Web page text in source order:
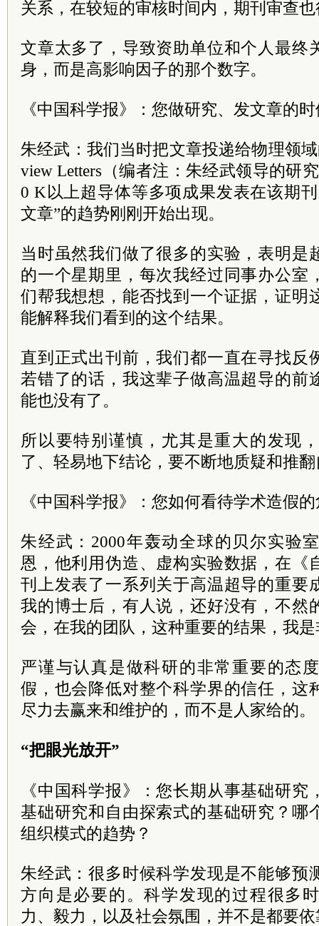
关系，在较短的审核时间内，期刊审查
文章太多了，导致资助单位和个人最终
身，而是高影响因子的那个数字。
《中国科学报》：您做研究、发文章的
朱经武：我们当时把文章投递给物理领
view Letters（编者注：朱经武领导的研
0 K以上超导体等多项成果发表在该期
文章”的趋势刚刚开始出现。
当时虽然我们做了很多的实验，表明是
的一个星期里，每次我经过同事办公室
们帮我想想，能否找到一个证据，证明
能解释我们看到的这个结果。
直到正式出刊前，我们都一直在寻找反
若错了的话，我这辈子做高温超导的前
能也没有了。
所以要特别谨慎，尤其是重大的发现
了、轻易地下结论，要不断地质疑和推
《中国科学报》：您如何看待学术造假
朱经武：2000年轰动全球的贝尔实验
恩，他利用伪造、虚构实验数据，在《
刊上发表了一系列关于高温超导的重要
我的博士后，有人说，还好没有，不然
会，在我的团队，这种重要的结果，我
严谨与认真是做科研的非常重要的态
假，也会降低对整个科学界的信任，这
尽力去赢来和维护的，而不是人家给的。
“把眼光放开”
《中国科学报》：您长期从事基础研
基础研究和自由探索式的基础研究？哪
组织模式的趋势？
朱经武：很多时候科学发现是不能够预
方向是必要的。科学发现的过程很多
力、毅力，以及社会氛围，并不是都要